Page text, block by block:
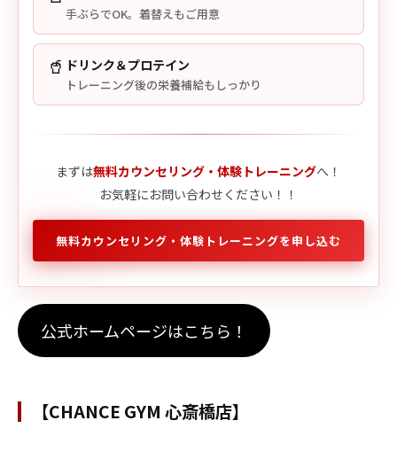
手ぶらでOK。着替えもご用意
🥤 ドリンク＆プロテイン
トレーニング後の栄養補給もしっかり
まずは無料カウンセリング・体験トレーニングへ！
お気軽にお問い合わせください！！
無料カウンセリング・体験トレーニングを申し込む
公式ホームページはこちら！
【CHANCE GYM 心斎橋店】